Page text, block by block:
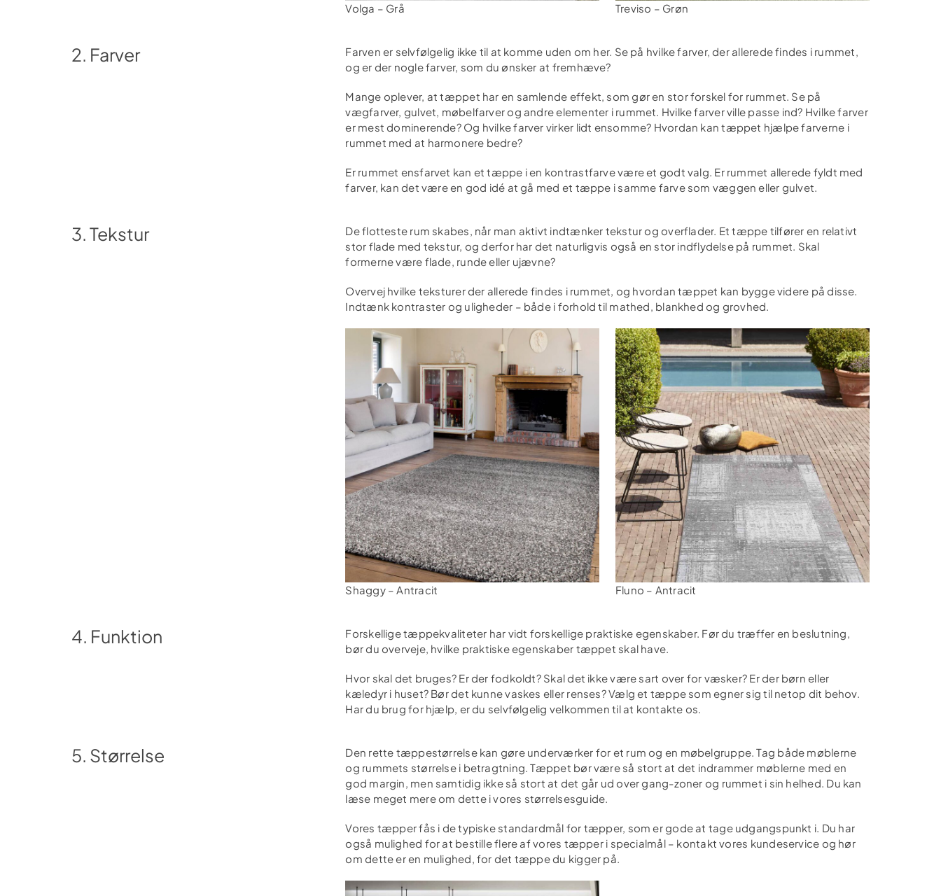
Volga – Grå Treviso – Grøn
2. Farver
Farven er selvfølgelig ikke til at komme uden om her. Se på hvilke farver, der allerede findes i rummet,
og er der nogle farver, som du ønsker at fremhæve?
Mange oplever, at tæppet har en samlende effekt, som gør en stor forskel for rummet. Se på
vægfarver, gulvet, møbelfarver og andre elementer i rummet. Hvilke farver ville passe ind? Hvilke farver
er mest dominerende? Og hvilke farver virker lidt ensomme? Hvordan kan tæppet hjælpe farverne i
rummet med at harmonere bedre?
Er rummet ensfarvet kan et tæppe i en kontrastfarve være et godt valg. Er rummet allerede fyldt med
farver, kan det være en god idé at gå med et tæppe i samme farve som væggen eller gulvet.
3. Tekstur
De flotteste rum skabes, når man aktivt indtænker tekstur og overflader. Et tæppe tilfører en relativt
stor flade med tekstur, og derfor har det naturligvis også en stor indflydelse på rummet. Skal
formerne være flade, runde eller ujævne?
Overvej hvilke teksturer der allerede findes i rummet, og hvordan tæppet kan bygge videre på disse.
Indtænk kontraster og uligheder – både i forhold til mathed, blankhed og grovhed.
Shaggy – Antracit Fluno – Antracit
4. Funktion
Forskellige tæppekvaliteter har vidt forskellige praktiske egenskaber. Før du træffer en beslutning,
bør du overveje, hvilke praktiske egenskaber tæppet skal have.
Hvor skal det bruges? Er der fodkoldt? Skal det ikke være sart over for væsker? Er der børn eller
kæledyr i huset? Bør det kunne vaskes eller renses? Vælg et tæppe som egner sig til netop dit behov.
Har du brug for hjælp, er du selvfølgelig velkommen til at kontakte os.
5. Størrelse
Den rette tæppestørrelse kan gøre underværker for et rum og en møbelgruppe. Tag både møblerne
og rummets størrelse i betragtning. Tæppet bør være så stort at det indrammer møblerne med en
god margin, men samtidig ikke så stort at det går ud over gang-zoner og rummet i sin helhed. Du kan
læse meget mere om dette i vores størrelsesguide.
Vores tæpper fås i de typiske standardmål for tæpper, som er gode at tage udgangspunkt i. Du har
også mulighed for at bestille flere af vores tæpper i specialmål – kontakt vores kundeservice og hør
om dette er en mulighed, for det tæppe du kigger på.